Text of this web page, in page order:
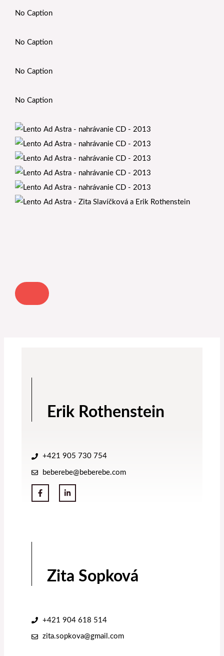
No Caption
No Caption
No Caption
No Caption
Erik Rothenstein
+421 905 730 754
beberebe@beberebe.com
Zita Sopková
+421 904 618 514
zita.sopkova@gmail.com